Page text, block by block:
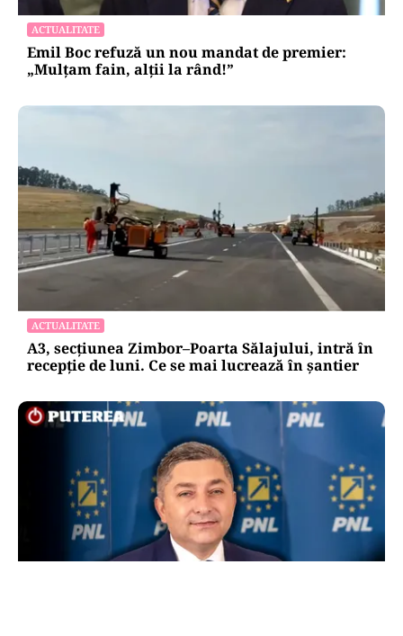
ACTUALITATE
Emil Boc refuză un nou mandat de premier:
„Mulțam fain, alții la rând!”
ACTUALITATE
A3, secțiunea Zimbor–Poarta Sălajului, intră în
recepție de luni. Ce se mai lucrează în șantier